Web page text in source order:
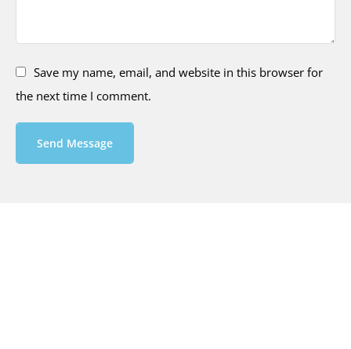
Save my name, email, and website in this browser for
the next time I comment.
Send Message